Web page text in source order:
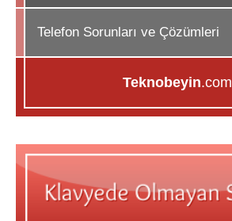
Telefon Sorunları ve Çözümleri
Teknobeyin.com